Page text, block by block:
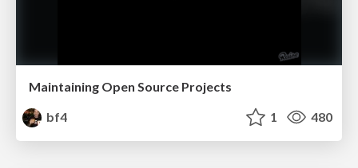
Maintaining Open Source Projects
bf4
1 480